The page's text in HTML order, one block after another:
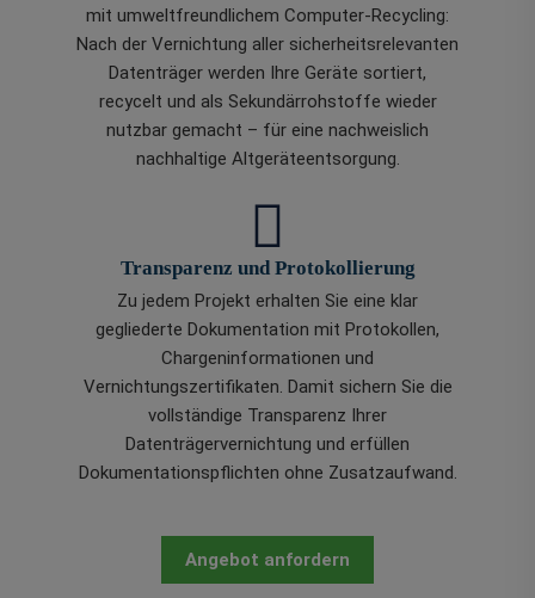
mit umweltfreundlichem Computer-Recycling:
Nach der Vernichtung aller sicherheitsrelevanten
Datenträger werden Ihre Geräte sortiert,
recycelt und als Sekundärrohstoffe wieder
nutzbar gemacht – für eine nachweislich
nachhaltige Altgeräteentsorgung.
Transparenz und Protokollierung
Zu jedem Projekt erhalten Sie eine klar
gegliederte Dokumentation mit Protokollen,
Chargeninformationen und
Vernichtungszertifikaten. Damit sichern Sie die
vollständige Transparenz Ihrer
Datenträgervernichtung und erfüllen
Dokumentationspflichten ohne Zusatzaufwand.
Angebot anfordern